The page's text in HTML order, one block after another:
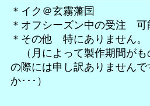
＊イク＠玄霧藩国
＊オフシーズン中の受注 可
＊その他 特にありません。
（月によって製作期間がも
の際には申し訳ありません
か･･･）